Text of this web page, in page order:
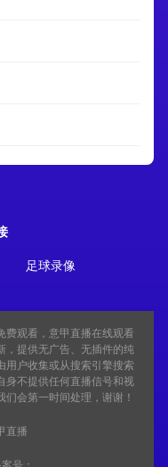
足球录像
费观看，意甲直播在线观看
，提供无广告、无插件的纯
用户收集或从搜索引擎搜索
身不提供任何直播信号和视
会第一时间处理，谢谢！
直播